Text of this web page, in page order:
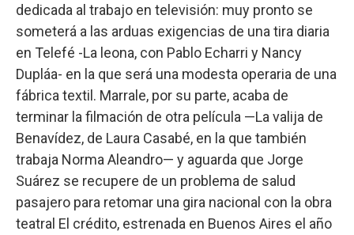
dedicada al trabajo en televisión: muy pronto se
someterá a las arduas exigencias de una tira diaria
en Telefé -La leona, con Pablo Echarri y Nancy
Dupláa- en la que será una modesta operaria de una
fábrica textil. Marrale, por su parte, acaba de
terminar la filmación de otra película —La valija de
Benavídez, de Laura Casabé, en la que también
trabaja Norma Aleandro— y aguarda que Jorge
Suárez se recupere de un problema de salud
pasajero para retomar una gira nacional con la obra
teatral El crédito, estrenada en Buenos Aires el año